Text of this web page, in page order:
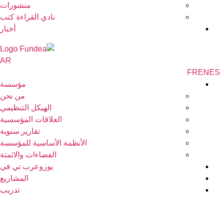
منشورات
نادي القراءة كتب
أخبار
AR
EN
FR
مؤسسة
من نحن
الهيكل التنظيمي
العلاقات المؤسسية
تقارير سنوية
الأنظمة الأساسية للمؤسسة
الفضاءات والاثمنة
يوروعرب تي في
المشاريع
تدريب